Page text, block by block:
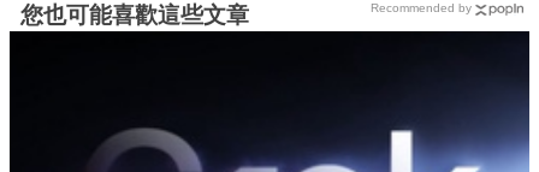
您也可能喜歡這些文章 Recommended by